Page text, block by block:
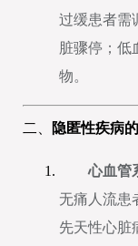
过缓患者需
脏骤停；低
物。
二、 隐匿性疾病
心血管
无痛人流患
先天性心脏